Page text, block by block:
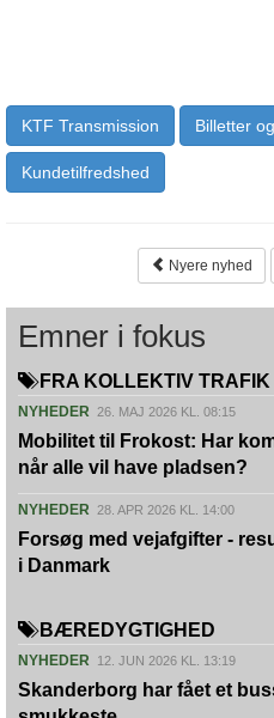
KTF Transmission Billetter
Kundetilfredshed
Nyere nyhed
Emner i fokus
FRA KOLLEKTIV TRAFIK
NYHEDER 26. MAJ 2026 KL. 08:15
Mobilitet til Frokost: Har
når alle vil have pladsen?
NYHEDER 28. APR 2026 KL. 14:00
Forsøg med vejafgifter -
i Danmark
BÆREDYGTIGHED
NYHEDER 12. JUN 2026 KL. 13:19
Skanderborg har fået et